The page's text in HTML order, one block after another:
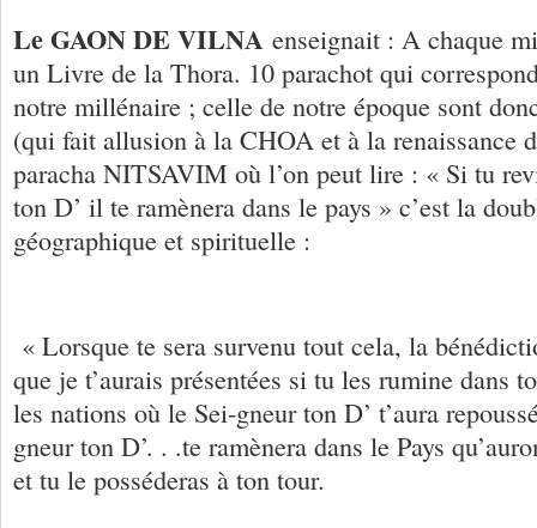
Le GAON DE VILNA enseignait : A chaque
un Livre de la Thora. 10 parachot qui
notre millénaire ; celle de notre époque sont
(qui fait allusion à la CHOA et à la renaissance
paracha NITSAVIM où l’on peut lire : « Si tu
ton D’ il te ramènera dans le pays » c’est la
géographique et spirituelle :
« Lorsque te sera survenu tout cela, la
que je t’aurais présentées si tu les rumine dans
les nations où le Sei-gneur ton D’ t’aura
gneur ton D’. . .te ramènera dans le Pays
et tu le posséderas à ton tour.